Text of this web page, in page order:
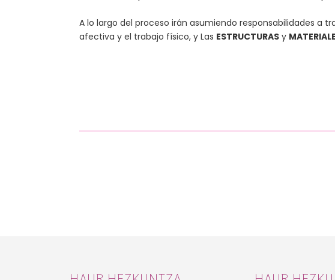
A lo largo del proceso irán asumiendo responsabilidades a
afectiva y el trabajo físico, y Las ESTRUCTURAS y